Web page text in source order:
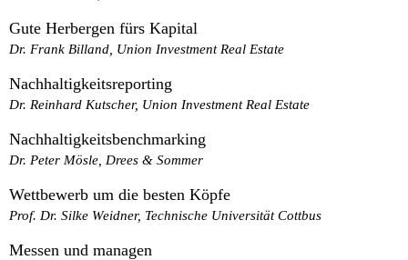
Gute Herbergen fürs Kapital
Dr. Frank Billand, Union Investment Real Estate
Nachhaltigkeitsreporting
Dr. Reinhard Kutscher, Union Investment Real Estate
Nachhaltigkeitsbenchmarking
Dr. Peter Mösle, Drees & Sommer
Wettbewerb um die besten Köpfe
Prof. Dr. Silke Weidner, Technische Universität Cottbus
Messen und managen